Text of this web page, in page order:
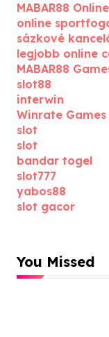
MABAR88 Online
online
sázkové
legjobb online
MABAR88
slot88
interwin
Winrate Games
slot
slot
bandar togel
slot777
yabos88
slot gacor
You Missed